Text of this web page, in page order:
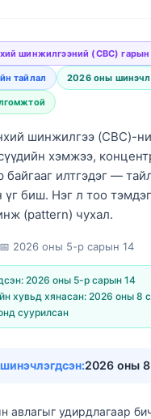
шинжилгээний (CBC) гарын
тайлал 2026 оны
шинжилгээ (CBC)-
хэмжээ,
байгааг илтгэдэг —
үг биш. Нэг л тоо
(pattern) чухал.
📅 2026 оны 5-р сарын 14
2026 оны 5-р сарын 14
хувьд хянасан: 2026 оны 8
суурилсан
2026 оны
авлагыг удирдлагаар